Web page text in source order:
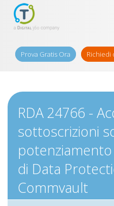
Prova Gratis Ora Richiedi
RDA 24766 -
sottoscrizioni
di Data
Commvault